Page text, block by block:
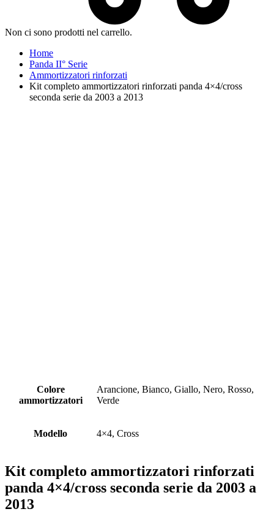
Non ci sono prodotti nel carrello.
Home
Panda II° Serie
Ammortizzatori rinforzati
Kit completo ammortizzatori rinforzati panda 4×4/cross
seconda serie da 2003 a 2013
Colore
ammortizzatori
Arancione, Bianco, Giallo, Nero, Rosso,
Verde
Modello 4×4, Cross
Kit completo ammortizzatori rinforzati
panda 4×4/cross seconda serie da 2003 a
2013